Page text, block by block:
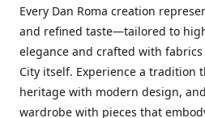
Every Dan Roma creation
and refined taste—tailored to
elegance and crafted with
City itself. Experience a tradition
heritage with modern design,
wardrobe with pieces that